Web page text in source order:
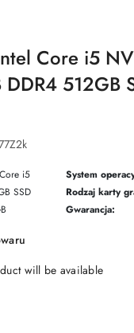
Core i5
512GB
i5 System
SSD Rodzaj karty
Gwarancja:
will be available